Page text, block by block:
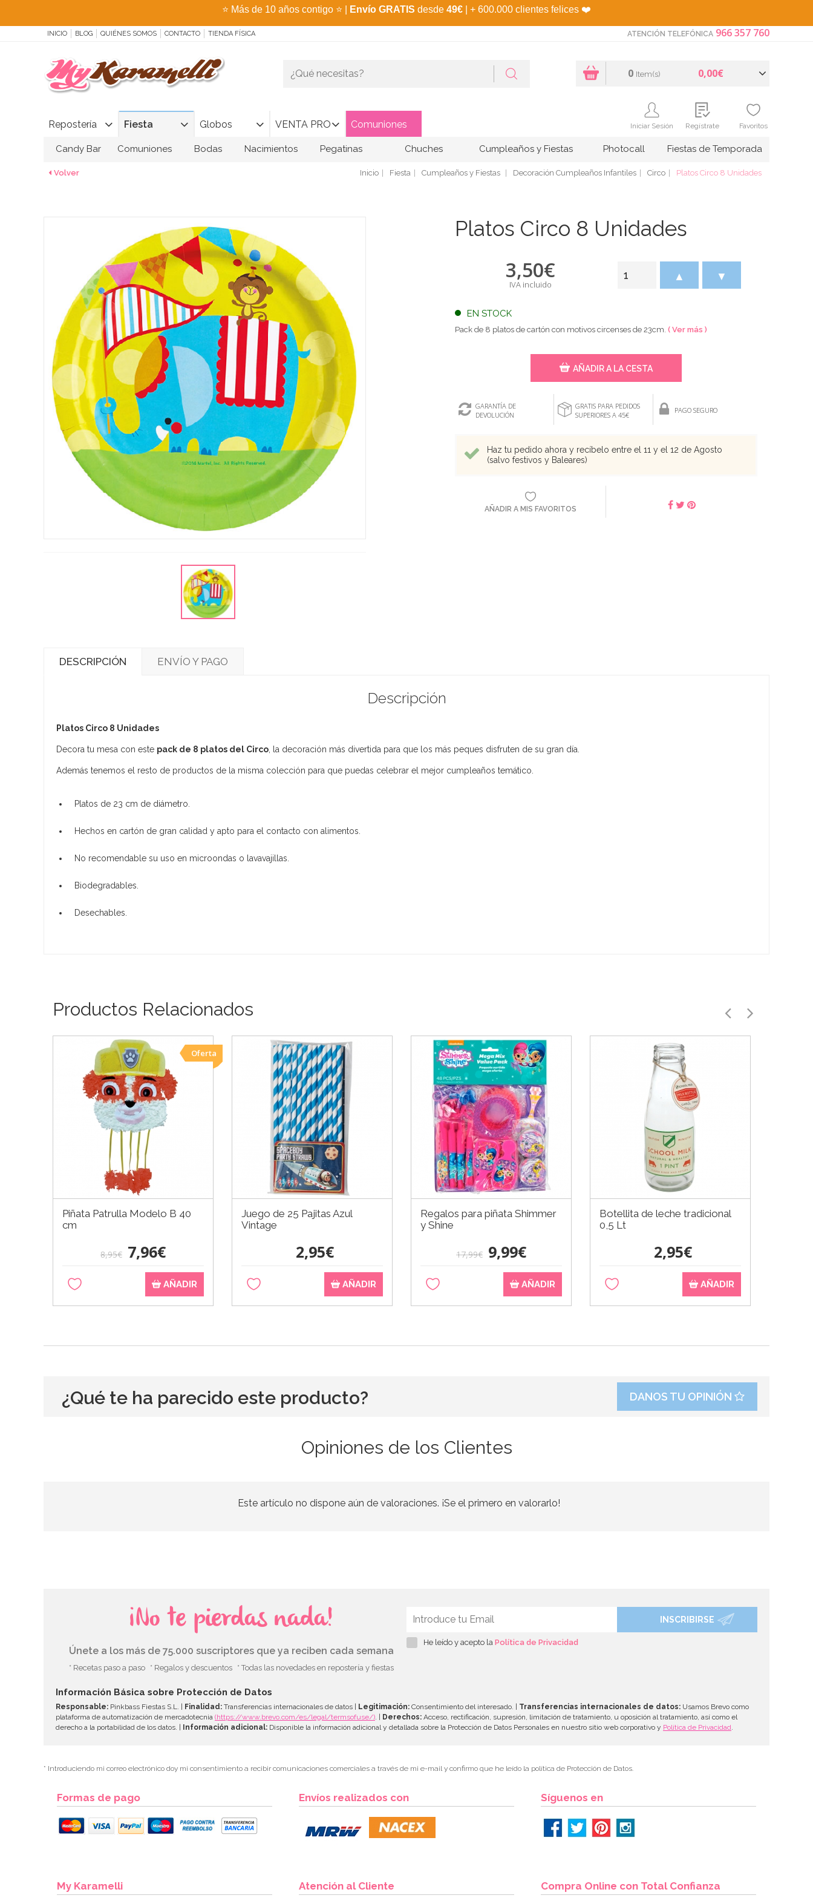
⭐ Más de 10 años contigo ⭐ Envío GRATIS desde 49€ | + 600.000 clientes felices ❤️
INICIO BLOG QUIÉNES SOMOS CONTACTO TIENDA FÍSICA ATENCIÓN TELEFÓNICA 966 357 760
Repostería Fiesta Globos VENTA PRO Comuniones
0 Item(s) 0,00€
Iniciar Sesión Regístrate Favoritos
Candy Bar Comuniones Bodas Nacimientos Pegatinas Chuches Cumpleaños y Fiestas Photocall Fiestas de Temporada
Volver Inicio Fiesta Cumpleaños y Fiestas Decoración Cumpleaños Infantiles Circo Platos Circo 8 Unidades
Platos Circo 8 Unidades
3,50€
IVA incluido
EN STOCK
▲ ▼
Pack de 8 platos de cartón con motivos circenses de 23cm. ( Ver más )
AÑADIR A LA CESTA
GARANTÍA DE
DEVOLUCIÓN
GRATIS PARA PEDIDOS
SUPERIORES A 45€
PAGO SEGURO
Haz tu pedido ahora y recíbelo entre el 11 y el 12 de Agosto
(salvo festivos y Baleares)
AÑADIR A MIS FAVORITOS
DESCRIPCIÓN ENVÍO Y PAGO
Descripción
Platos Circo 8 Unidades
Decora tu mesa con este pack de 8 platos del Circo , la decoración más divertida para que los más peques disfruten de su gran día.
Además tenemos el resto de productos de la misma colección para que puedas celebrar el mejor cumpleaños temático.
Platos de 23 cm de diámetro.
Hechos en cartón de gran calidad y apto para el contacto con alimentos.
No recomendable su uso en microondas o lavavajillas.
Biodegradables.
Desechables.
Productos Relacionados
Oferta
Piñata Patrulla Modelo B 40
cm
8,95€ 7,96€
AÑADIR
Juego de 25 Pajitas Azul
Vintage
2,95€
AÑADIR
Regalos para piñata Shimmer
y Shine
17,99€ 9,99€
AÑADIR
Botellita de leche tradicional
0,5 Lt
2,95€
AÑADIR
¿Qué te ha parecido este producto? DANOS TU OPINIÓN
Opiniones de los Clientes
Este artículo no dispone aún de valoraciones. ¡Se el primero en valorarlo!
¡No te pierdas nada!
Únete a los más de 75.000 suscriptores que ya reciben cada semana
* Recetas paso a paso * Regalos y descuentos * Todas las novedades en repostería y fiestas
INSCRIBIRSE
He leído y acepto la Política de Privacidad
Información Básica sobre Protección de Datos
Responsable: Pinkbass Fiestas S.L. | Finalidad: Transferencias internacionales de datos | Legitimación: Consentimiento del interesado. | Transferencias internacionales de datos: Usamos Brevo como
plataforma de automatización de mercadotecnia (https://www.brevo.com/es/legal/termsofuse/) . | Derechos: Acceso, rectificación, supresión, limitación de tratamiento, u oposición al tratamiento, así como el
derecho a la portabilidad de los datos. | Información adicional: Disponible la información adicional y detallada sobre la Protección de Datos Personales en nuestro sitio web corporativo y Política de Privacidad
* Introduciendo mi correo electrónico doy mi consentimiento a recibir comunicaciones comerciales a través de mi e-mail y confirmo que he leído la política de Protección de Datos.
Formas de pago Envíos realizados con Síguenos en
My Karamelli Atención al Cliente Compra Online con Total Confianza